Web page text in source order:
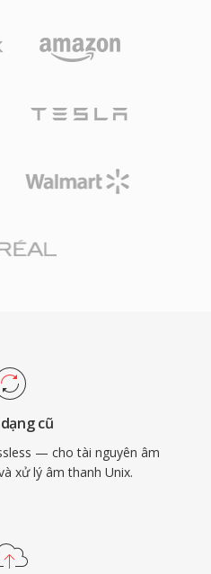
cũ
— cho tài nguyên âm
xử lý âm thanh Unix.